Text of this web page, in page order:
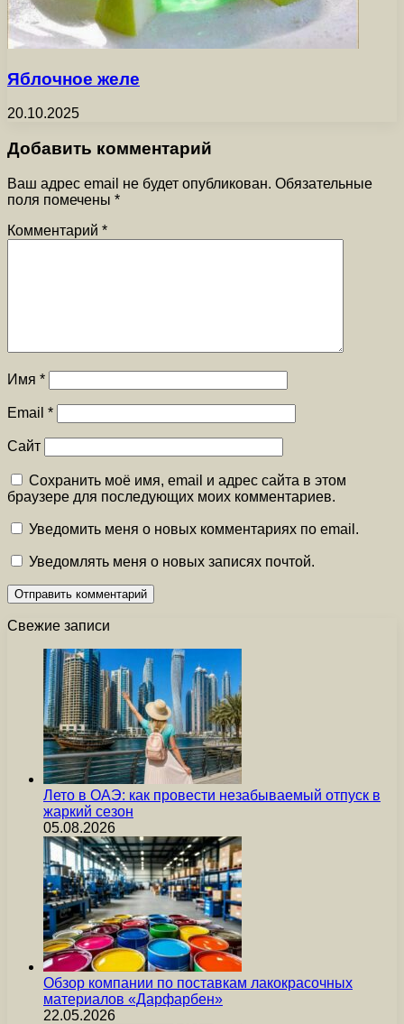
Яблочное желе
20.10.2025
Добавить комментарий
Ваш адрес email не будет опубликован. Обязательные
поля помечены *
Комментарий *
Имя *
Email *
Сайт
Сохранить моё имя, email и адрес сайта в этом
браузере для последующих моих комментариев.
Уведомить меня о новых комментариях по email.
Уведомлять меня о новых записях почтой.
Свежие записи
Лето в ОАЭ: как провести незабываемый отпуск в
жаркий сезон
05.08.2026
Обзор компании по поставкам лакокрасочных
материалов «Дарфарбен»
22.05.2026